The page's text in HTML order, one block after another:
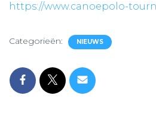
https://www.canoepolo-
Categorieën: NIEUWS